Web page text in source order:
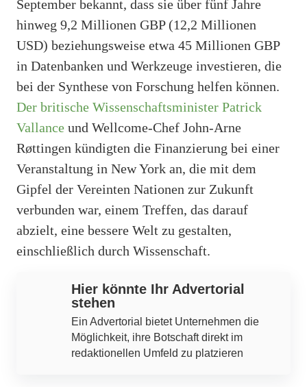
September bekannt, dass sie über fünf Jahre
hinweg 9,2 Millionen GBP (12,2 Millionen
USD) beziehungsweise etwa 45 Millionen GBP
in Datenbanken und Werkzeuge investieren, die
bei der Synthese von Forschung helfen können.
Der britische Wissenschaftsminister Patrick
Vallance und Wellcome-Chef John-Arne
Røttingen kündigten die Finanzierung bei einer
Veranstaltung in New York an, die mit dem
Gipfel der Vereinten Nationen zur Zukunft
verbunden war, einem Treffen, das darauf
abzielt, eine bessere Welt zu gestalten,
einschließlich durch Wissenschaft.
Hier könnte Ihr Advertorial
stehen
Ein Advertorial bietet Unternehmen die
Möglichkeit, ihre Botschaft direkt im
redaktionellen Umfeld zu platzieren